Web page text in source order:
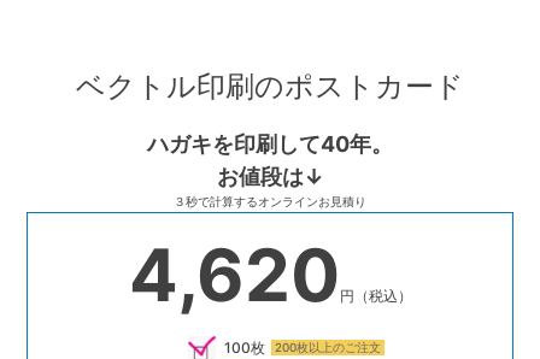
contentベクトル印刷のポストカード
ハガキを印刷して40年。
お値段は↓
３秒で計算するオンラインお見積り
4,620 円（税込）
100枚 200枚以上のご注文